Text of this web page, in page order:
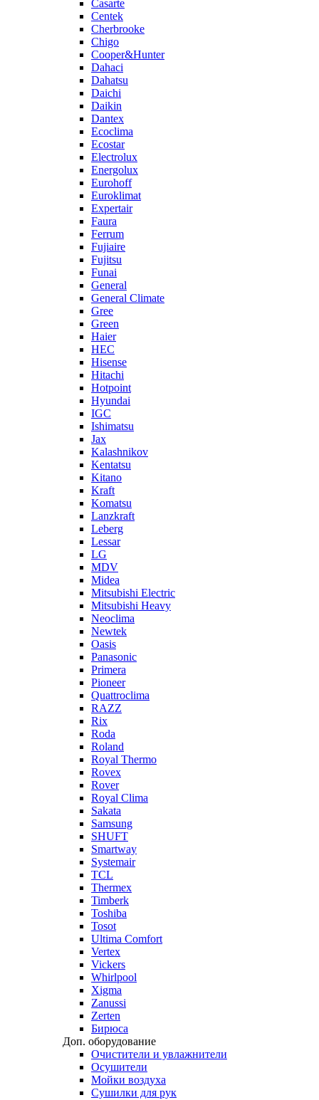
Casarte
Centek
Cherbrooke
Chigo
Cooper&Hunter
Dahaci
Dahatsu
Daichi
Daikin
Dantex
Ecoclima
Ecostar
Electrolux
Energolux
Eurohoff
Euroklimat
Expertair
Faura
Ferrum
Fujiaire
Fujitsu
Funai
General
General Climate
Gree
Green
Haier
HEC
Hisense
Hitachi
Hotpoint
Hyundai
IGC
Ishimatsu
Jax
Kalashnikov
Kentatsu
Kitano
Kraft
Komatsu
Lanzkraft
Leberg
Lessar
LG
MDV
Midea
Mitsubishi Electric
Mitsubishi Heavy
Neoclima
Newtek
Oasis
Panasonic
Primera
Pioneer
Quattroclima
RAZZ
Rix
Roda
Roland
Royal Thermo
Rovex
Rover
Royal Clima
Sakata
Samsung
SHUFT
Smartway
Systemair
TCL
Thermex
Timberk
Toshiba
Tosot
Ultima Comfort
Vertex
Vickers
Whirlpool
Xigma
Zanussi
Zerten
Бирюса
Доп. оборудование
Очистители и увлажнители
Осушители
Мойки воздуха
Сушилки для рук